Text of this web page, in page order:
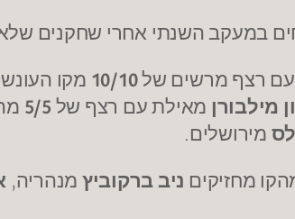
במעקב השנתי אחרי שחקנים
עם רצף מרשים של10/10 מקו
מילבורן מאילת עם רצף של 5/5
מירושלים.
מחזיקים ניב ברקוביץ מנהריה,